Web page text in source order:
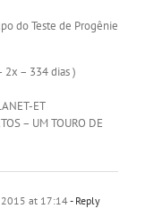
do Teste de Progênie
2x – 334 dias )
ET
– UM TOURO DE
2015 at 17:14- Reply